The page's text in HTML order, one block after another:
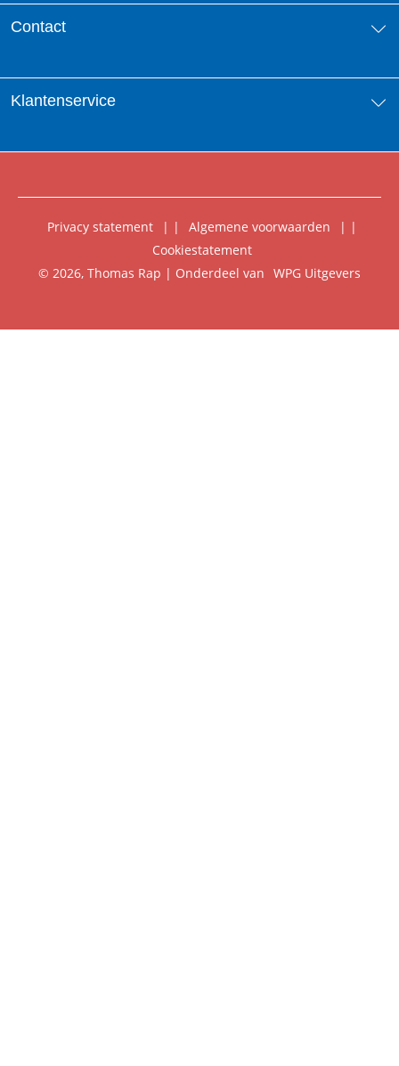
Vacatures
Nieuwsbrief
Contact
Foreign Rights
Klantenservice
Privacy statement | Algemene voorwaarden
|
Cookiestatement
© 2026, Thomas Rap | Onderdeel van WPG Uitgevers